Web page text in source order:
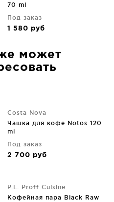
70 ml
Под заказ
1 580 руб
может
Costa Nova
Чашка для кофе Notos 120
ml
Под заказ
2 700 руб
P.L. Proff Cuisine
Кофейная пара Black Raw